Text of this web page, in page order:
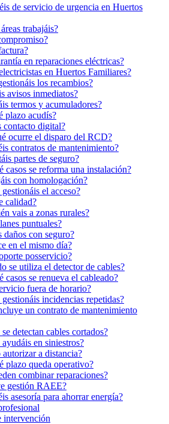
de servicio de urgencia en Huertos
trabajáis?
en reparaciones eléctricas?
en Huertos Familiares?
los recambios?
avisos inmediatos?
termos y acumuladores?
plazo acudís?
contacto digital?
ocurre el disparo del RCD?
contratos de mantenimiento?
partes de seguro?
casos se reforma una instalación?
con homologación?
el acceso?
calidad?
vais a zonas rurales?
puntuales?
daños con seguro?
en el mismo día?
posservicio?
se utiliza el detector de cables?
casos se renueva el cableado?
fuera de horario?
incidencias repetidas?
un contrato de mantenimiento
detectan cables cortados?
en siniestros?
autorizar a distancia?
plazo queda operativo?
combinar reparaciones?
gestión RAEE?
asesoría para ahorrar energía?
intervención